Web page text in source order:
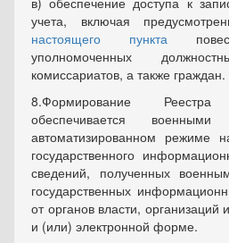
учета, включая
настоящего пункта
уполномоченных
комиссариатов, а также граждан.
8.Формирование
обеспечивается
автоматизированном режиме
государственного
сведений, полученных
государственных
от органов власти,
и (или) электронной форме.